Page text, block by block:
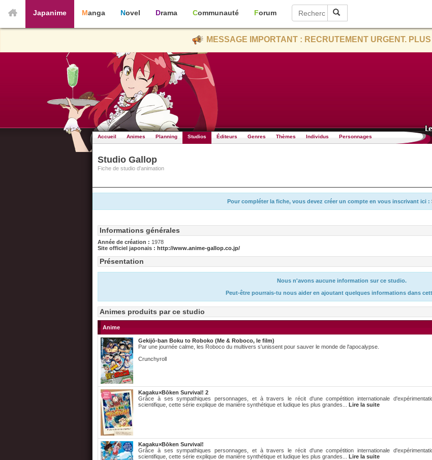
Japanime Manga Novel Drama Communauté Forum
MESSAGE IMPORTANT : RECRUTEMENT URGENT.
Accueil Animes Planning Studios Éditeurs Genres Thèmes Individus Personnages
Studio Gallop
Fiche de studio d'animation
Pour compléter la fiche, vous devez créer un compte en vous inscrivant ici :
Informations générales
Année de création : 1978
Site officiel japonais : http://www.anime-gallop.co.jp/
Présentation
Nous n'avons aucune information sur ce studio.
Peut-être pourrais-tu nous aider en ajoutant quelques informations dans
Animes produits par ce studio
Anime
Gekijō-ban Boku to Roboko (Me & Roboco, le film)
Par une journée calme, les Roboco du multivers s'unissent pour sauver le monde de l'apocalypse.
Crunchyroll
Kagaku×Bōken Survival! 2
Grâce à ses sympathiques personnages, et à travers le récit d'une compétition internationale
scientifique, cette série explique de manière synthétique et ludique les plus grandes... Lire la suite
Kagaku×Bōken Survival!
Grâce à ses sympathiques personnages, et à travers le récit d'une compétition internationale
scientifique, cette série explique de manière synthétique et ludique les plus grandes... Lire la suite